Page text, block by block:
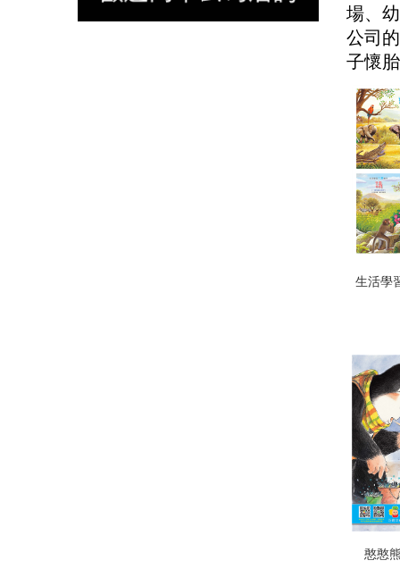
場、
公司
子懷
生活學
憨憨